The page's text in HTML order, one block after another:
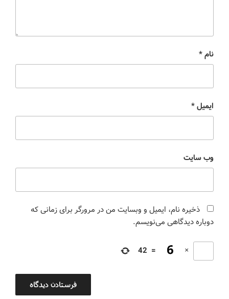
نام*
ایمیل*
وب‌ سایت
ذخیره نام، ایمیل و وبسایت من در مرورگر برای زمانی که
دوباره دیدگاهی می‌نویسم.
×
=
42